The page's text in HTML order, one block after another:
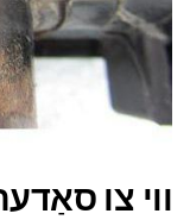
ווי צו